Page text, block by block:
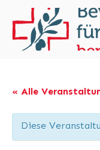
« Alle
Diese